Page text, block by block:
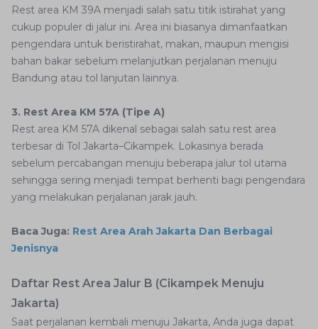
Rest area KM 39A menjadi salah satu titik istirahat yang
cukup populer di jalur ini. Area ini biasanya dimanfaatkan
pengendara untuk beristirahat, makan, maupun mengisi
bahan bakar sebelum melanjutkan perjalanan menuju
Bandung atau tol lanjutan lainnya.
3. Rest Area KM 57A (Tipe A)
Rest area KM 57A dikenal sebagai salah satu rest area
terbesar di Tol Jakarta–Cikampek. Lokasinya berada
sebelum percabangan menuju beberapa jalur tol utama
sehingga sering menjadi tempat berhenti bagi pengendara
yang melakukan perjalanan jarak jauh.
Baca Juga: Rest Area Arah Jakarta Dan Berbagai
Jenisnya
Daftar Rest Area Jalur B (Cikampek Menuju
Jakarta)
Saat perjalanan kembali menuju Jakarta, Anda juga dapat